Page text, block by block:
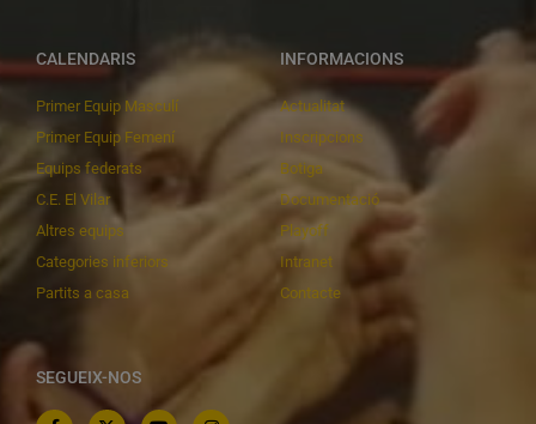
CALENDARIS
Primer Equip Masculí
Primer Equip Femení
Equips federats
C.E. El Vilar
Altres equips
Categories inferiors
Partits a casa
INFORMACIONS
Actualitat
Inscripcions
Botiga
Documentació
Playoff
Intranet
Contacte
SEGUEIX-NOS